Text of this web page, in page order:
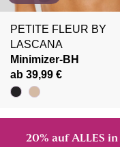
PETITE FLEUR BY
LASCANA
Minimizer-BH
ab 39,99 €
20% auf ALLES